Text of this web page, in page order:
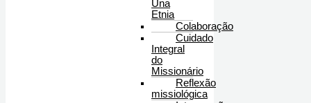
Una
Etnia
Colaboração
Cuidado
Integral
do
Missionário
Reflexão
missiológica